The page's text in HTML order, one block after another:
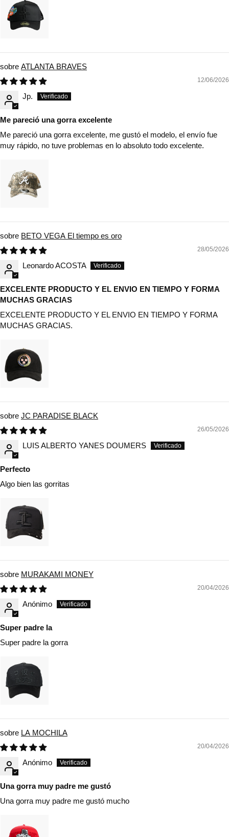
ATLANTA BRAVES
12/06/2026
Jp.
Me pareció una gorra excelente
Me pareció una gorra excelente, me gustó el modelo, el envío fue
muy rápido, no tuve problemas en lo absoluto todo excelente.
BETO VEGA El tiempo es oro
28/05/2026
Leonardo ACOSTA
EXCELENTE PRODUCTO Y EL ENVIO EN TIEMPO Y FORMA
MUCHAS GRACIAS
EXCELENTE PRODUCTO Y EL ENVIO EN TIEMPO Y FORMA
MUCHAS GRACIAS.
JC PARADISE BLACK
26/05/2026
LUIS ALBERTO YANES DOUMERS
Perfecto
Algo bien las gorritas
MURAKAMI MONEY
20/04/2026
Anónimo
Super padre la
Super padre la gorra
LA MOCHILA
20/04/2026
Anónimo
Una gorra muy padre me gustó
Una gorra muy padre me gustó mucho